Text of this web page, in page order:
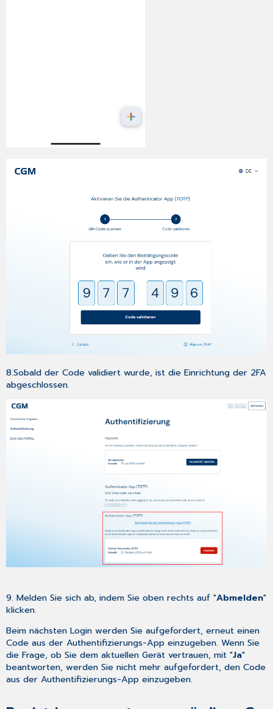
8.Sobald der Code validiert wurde, ist die Einrichtung der 2FA
abgeschlossen.
9. Melden Sie sich ab, indem Sie oben rechts auf "Abmelden"
klicken.
Beim nächsten Login werden Sie aufgefordert, erneut einen
Code aus der Authentifizierungs-App einzugeben. Wenn Sie
die Frage, ob Sie dem aktuellen Gerät vertrauen, mit "Ja"
beantworten, werden Sie nicht mehr aufgefordert, den Code
aus der Authentifizierungs-App einzugeben.